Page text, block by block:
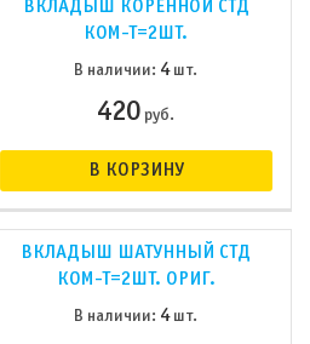
ВКЛАДЫШ КОРЕННОЙ СТД
КОМ-Т=2ШТ.
В наличии: 4шт.
420 руб.
В КОРЗИНУ
ВКЛАДЫШ ШАТУННЫЙ СТД
КОМ-Т=2ШТ. ОРИГ.
В наличии: 4шт.